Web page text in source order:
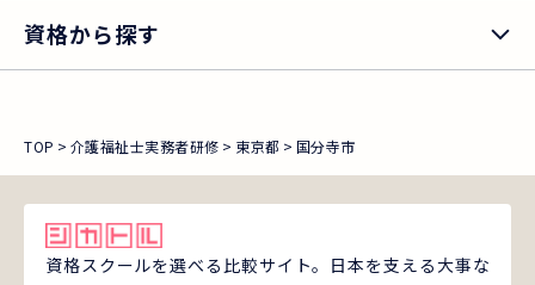
資格から探す
TOP 介護福祉士実務者研修 東京都 国分寺市
資格スクールを選べる比較サイト。日本を支える大事な